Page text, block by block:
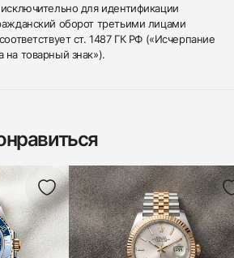
для идентификации
оборот третьими лицами
ст. 1487 ГК РФ («Исчерпание
на товарный знак»).